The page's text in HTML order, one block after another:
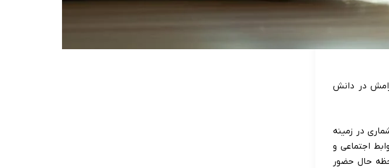
در دانش
در زمینه
اجتماعی و
حال حضور